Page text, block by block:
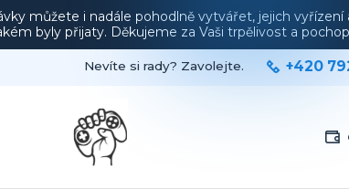
můžete i nadále pohodlně vytvářet, jejich
byly přijaty. Děkujeme za Vaši trpělivost a
Nevíte si rady? Zavolejte. +420